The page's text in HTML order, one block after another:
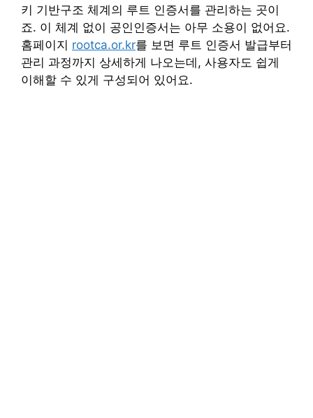
키 기반구조 체계의 루트 인증서를 관리하는 곳이
죠. 이 체계 없이 공인인증서는 아무 소용이 없어요.
홈페이지 rootca.or.kr를 보면 루트 인증서 발급부터
관리 과정까지 상세하게 나오는데, 사용자도 쉽게
이해할 수 있게 구성되어 있어요.